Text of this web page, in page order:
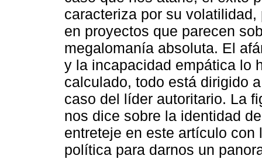
caracteriza por su
en proyectos que parecen
megalomanía absoluta. El
y la incapacidad empática lo
calculado, todo está dirigido
caso del líder autoritario. La
nos dice sobre la identidad
entreteje en este artículo
política para darnos un